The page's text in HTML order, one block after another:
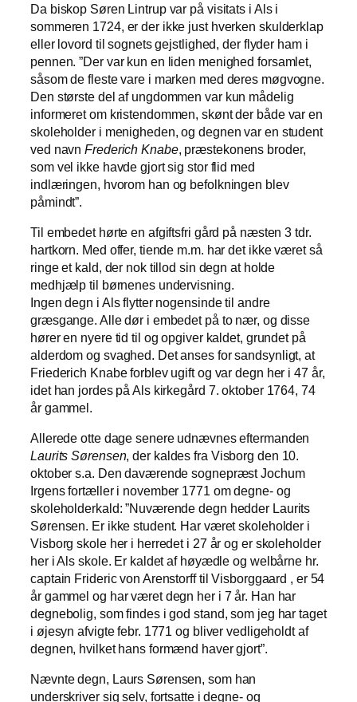
Da biskop Søren Lintrup var på visitats i Als i
sommeren 1724, er der ikke just hverken skulderklap
eller lovord til sognets gejstlighed, der flyder ham i
pennen. ”Der var kun en liden menighed forsamlet,
såsom de fleste vare i marken med deres møgvogne.
Den største del af ungdommen var kun mådelig
informeret om kristendommen, skønt der både var en
skoleholder i menigheden, og degnen var en student
ved navn Frederich Knabe, præstekonens broder,
som vel ikke havde gjort sig stor flid med
indlæringen, hvorom han og befolkningen blev
påmindt”.
Til embedet hørte en afgiftsfri gård på næsten 3 tdr.
hartkorn. Med offer, tiende m.m. har det ikke været så
ringe et kald, der nok tillod sin degn at holde
medhjælp til børnenes undervisning.
Ingen degn i Als flytter nogensinde til andre
græsgange. Alle dør i embedet på to nær, og disse
hører en nyere tid til og opgiver kaldet, grundet på
alderdom og svaghed. Det anses for sandsynligt, at
Friederich Knabe forblev ugift og var degn her i 47 år,
idet han jordes på Als kirkegård 7. oktober 1764, 74
år gammel.
Allerede otte dage senere udnævnes eftermanden
Laurits Sørensen, der kaldes fra Visborg den 10.
oktober s.a. Den daværende sognepræst Jochum
Irgens fortæller i november 1771 om degne- og
skoleholderkald: ”Nuværende degn hedder Laurits
Sørensen. Er ikke student. Har været skoleholder i
Visborg skole her i herredet i 27 år og er skoleholder
her i Als skole. Er kaldet af høyædle og welbårne hr.
captain Frideric von Arenstorff til Visborggaard , er 54
år gammel og har været degn her i 7 år. Han har
degnebolig, som findes i god stand, som jeg har taget
i øjesyn afvigte febr. 1771 og bliver vedligeholdt af
degnen, hvilket hans formænd haver gjort”.
Nævnte degn, Laurs Sørensen, som han
underskriver sig selv, fortsatte i degne- og